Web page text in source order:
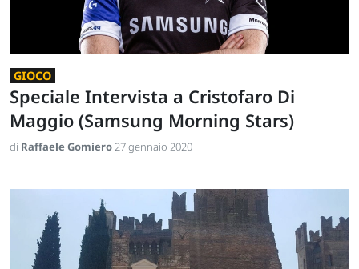
GIOCO
Speciale Intervista a Cristofaro Di
Maggio (Samsung Morning Stars)
di Raffaele Gomiero27 gennaio 2020